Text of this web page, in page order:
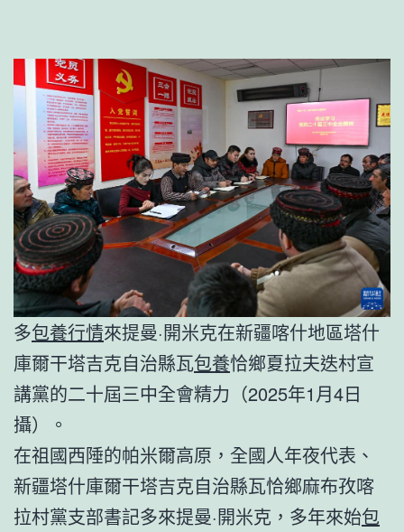
多包養行情來提曼·開米克在新疆喀什地區塔什
庫爾干塔吉克自治縣瓦包養恰鄉夏拉夫迭村宣
講黨的二十屆三中全會精力（2025年1月4日
攝）。
在祖國西陲的帕米爾高原，全國人年夜代表、
新疆塔什庫爾干塔吉克自治縣瓦恰鄉麻布孜喀
拉村黨支部書記多來提曼·開米克，多年來始包